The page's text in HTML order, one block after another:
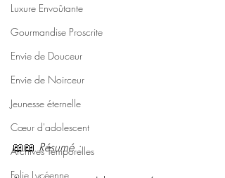
Luxure Envoûtante
Gourmandise Proscrite
Envie de Douceur
Envie de Noirceur
Jeunesse éternelle
Cœur d'adolescent
Archives Temporelles
Folie Lycéenne
📖📖 Résumé :